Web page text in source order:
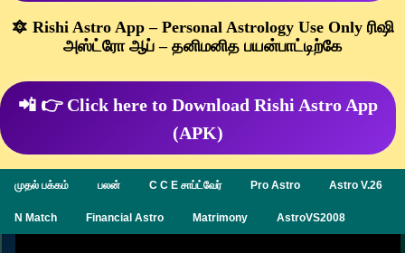
🔯 Rishi Astro App – Personal Astrology Use Only ரிஷி
அஸ்ட்ரோ ஆப் – தனிமனித பயன்பாட்டிற்கே
📲 👉 Click here to Download Rishi Astro App
(APK)
முதல் பக்கம் பலன் C C E சாப்ட்வேர் Pro Astro Astro V.26
N Match Financial Astro Matrimony AstroVS2008